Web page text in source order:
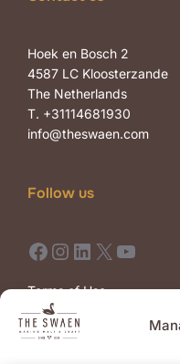
Hoek en Bosch 2
4587 LC Kloosterzande
The Netherlands
T. +31114681930
info@theswaen.com
Follow us
Facebook Instagram LinkedIn X YouTube
Terms of Use
Terms of Sale